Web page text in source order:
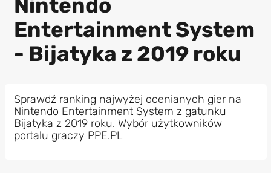
Nintendo
Entertainment System
- Bijatyka z 2019 roku
Sprawdź ranking najwyżej ocenianych gier na
Nintendo Entertainment System z gatunku
Bijatyka z 2019 roku. Wybór użytkowników
portalu graczy PPE.PL